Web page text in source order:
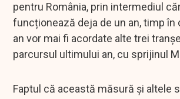
pentru România, prin intermediul
funcționează deja de un an, timp în
an vor mai fi acordate alte trei
parcursul ultimului an, cu sprijinul
Faptul că această măsură și altele